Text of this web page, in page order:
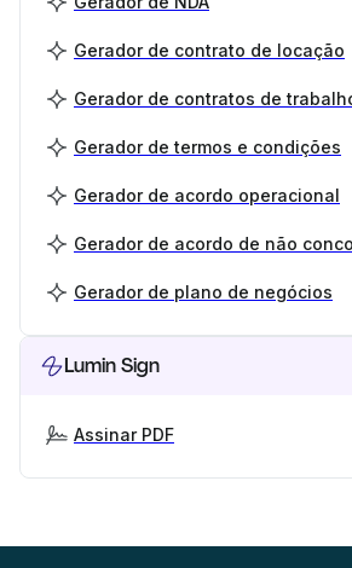
Gerador de contrato de locação
Gerador de contratos de
Gerador de termos e condições
Gerador de acordo operacional
Gerador de acordo de não
Gerador de plano de negócios
Lumin Sign
Assinar PDF